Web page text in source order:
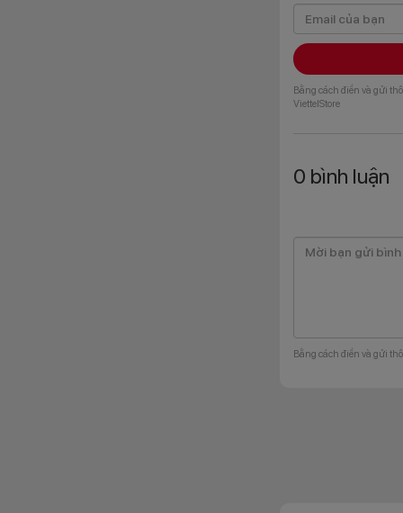
Tủ lạnh Funiki
Với dung tích 90
tiện lợi mà vẫn tiết
Mặt kính
Bằng cách điền và gửi
ViettelStore
0 bình luận
Bằng cách điền và gửi